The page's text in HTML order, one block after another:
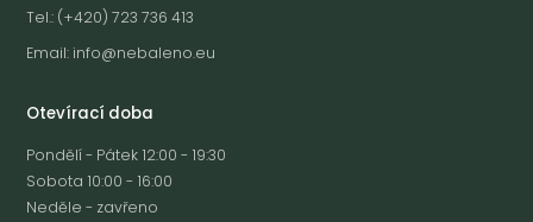
Tel.: (+420) 723 736 413
Email: info@nebaleno.eu
Otevírací doba
Pondělí - Pátek 12:00 - 19:30
Sobota 10:00 - 16:00
Neděle - zavřeno